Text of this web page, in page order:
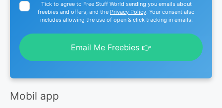
Tick to agree to Free Stuff World sending you emails about
freebies and offers, and the Privacy Policy. Your consent also
includes allowing the use of open & click tracking in emails.
Email Me Freebies 👉
Mobil app